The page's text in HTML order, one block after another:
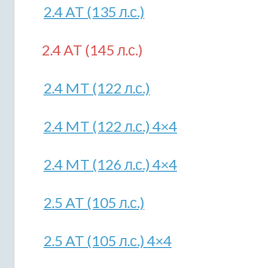
2.4 AT (135 л.с.)
2.4 AT (145 л.с.)
2.4 MT (122 л.с.)
2.4 MT (122 л.с.) 4×4
2.4 MT (126 л.с.) 4×4
2.5 AT (105 л.с.)
2.5 AT (105 л.с.) 4×4